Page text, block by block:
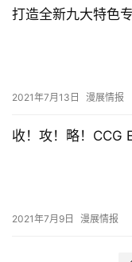
打造全新九大特色
2021年7月13日 漫展情报
收！攻！略！CCG
2021年7月9日 漫展情报